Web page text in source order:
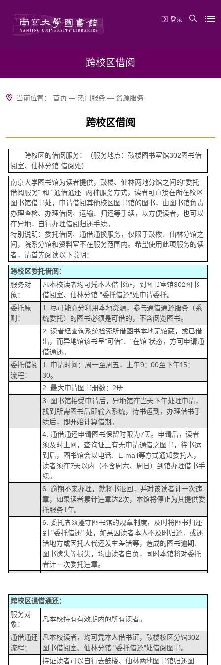
登录
跨校区借阅
当前位置：首页 —热门服务 —资源服务
跨校区借阅
跨校区的借阅服务：（服务地点：鼓楼图书室馆302图书借
阅室、仙林分馆 借阅处）
南京大学图书馆为读者提供，鼓楼、仙林两地分馆之间的“委托
借阅服务” 和 “通借通还” 两种服务方式，读者可直接在所在校区
图书馆借书处，申请借阅其他校区图书馆的图书，由图书馆负责
办理查检、办理借阅、运输、归还等手续，以方便读者，也可以
在异地，自行办理借阅归还手续。
特别说明：委托借阅、通借通换服务，仅限于鼓楼、仙林分馆之
间，院系分馆和资料室不在服务范围内。希望使用此项服务的读
者，请首先阅读以下说明：
跨校区委托借阅：
服务对
象：
凡本校读者均可凭本人借书证，到图书室馆302图书
借阅室、仙林分馆 "委托借还"处申请委托。
委托原
则：
1. 尽可能充分利用本地资源，参与通借通还服务（系
统委托）的图书必须是可借的，不含阅览图书。
2. 读者经查询系统检索所借图书本地无馆藏，或已借
出，而异地馆该书呈"可借"、"在馆"状态，方可申请通
借通还。
委托借阅
流程：
1. 申请时间：周一至周五，上午9：00至下午15：
30。
2. 最大申请图书册数：2册
3. 图书馆接受申请后，异地馆在当天下午处理申请，
找到所需图书后即输入系统，待书运到，办理借书手
续后，即开始计算借期。
4. 通借通还申请图书保留时限为7天。申请后，读者
须及时上网，查询证上有无申请通借之图书，待书运
到后，图书馆会以电话、E-mail等方式通知委托人，
读者须在7天以内（不含周六、周日）到馆办理借书手
续。
6. 逾期不来办理，就将书退回，并对该读者计一次违
章，如果读者累计违章达2次，本馆将停止为其提供委
托服务1年。
6. 委托者须遵守图书馆的规章制度，及时将图书归还
到 "委托借还" 处，如果因读者本人不及时归还，或还
错地方或因托人代还发生差错等，造成的图书逾期、
图书遗失等损失，均由读者自负，同时本馆将对委托
者计一次委托违章。
跨校区通借通还：
服务对
象：
凡本校持有有效期内的所有读者。
通借通还
流程：
凡本校读者，均可凭本人借书证，鼓楼校区分馆302
图书借阅室、仙林分馆 "委托借还"处借阅图书。
持证读者可以自行去鼓楼、仙林两地图书馆归还图